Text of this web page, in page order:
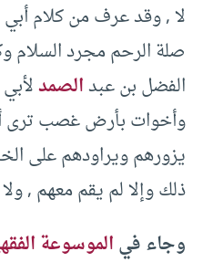
لا , وقد عرف من كلام
صلة الرحم مجرد السلام
الفضل بن عبدالصمد
وأخوات بأرض غصب ترى
يزورهم ويراودهم على
ذلك وإلا لم يقم معهم ,
وجاء فيالموسوعة